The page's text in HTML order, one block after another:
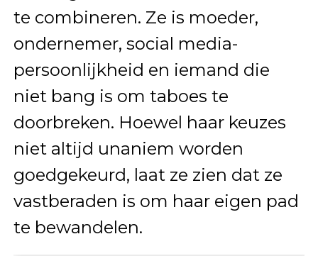
te combineren. Ze is moeder,
ondernemer, social media-
persoonlijkheid en iemand die
niet bang is om taboes te
doorbreken. Hoewel haar keuzes
niet altijd unaniem worden
goedgekeurd, laat ze zien dat ze
vastberaden is om haar eigen pad
te bewandelen.